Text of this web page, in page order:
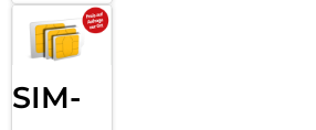
SIM-